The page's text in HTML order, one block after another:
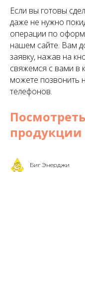
Если вы готовы
даже не нужно
операции по
нашем сайте. Вам
заявку, нажав на
свяжемся с вами в
можете позвонить
телефонов.
продукции
Биг Энерджи